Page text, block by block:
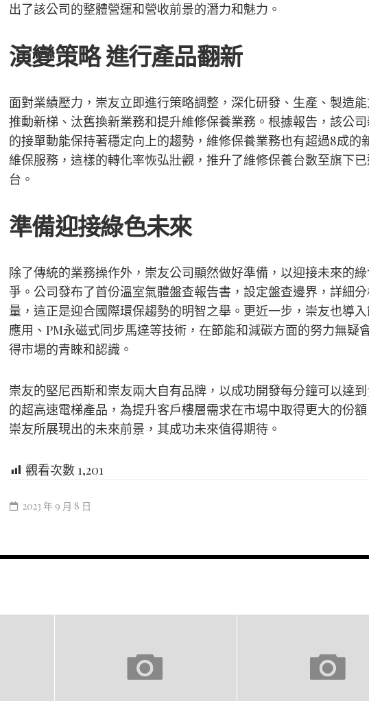
出了該公司的整體營運和營收前景的潛力和魅力。
演變策略 進行產品翻新
面對業績壓力，崇友立即進行策略調整，深化研發、生產、製造
推動新梯、汰舊換新業務和提升維修保養業務。根據報告，該公
的接單動能保持著穩定向上的趨勢，維修保養業務也有超過8成的
維保服務，這樣的轉化率恢弘壯觀，推升了維修保養台數至旗下已
台。
準備迎接綠色未來
除了傳統的業務操作外，崇友公司顯然做好準備，以迎接未來的
爭。公司發布了首份溫室氣體盤查報告書，設定盤查邊界，詳細
量，這正是迎合國際環保趨勢的明智之舉。更近一步，崇友也導
應用、PM永磁式同步馬達等技術，在節能和減碳方面的努力無疑
得市場的青睞和認識。
崇友的堅尼西斯和崇友兩大自有品牌，以成功開發每分鐘可以達到
的超高速電梯產品，為提升客戶樓層需求在市場中取得更大的份
崇友所展現出的未來前景，其成功未來值得期待。
觀看次數 1,201
2023 年 9 月 8 日